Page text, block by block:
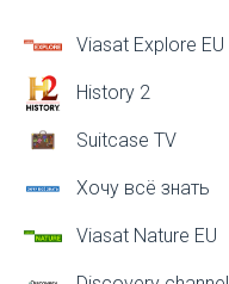
Viasat Explore EU
History 2
Suitcase TV
Хочу всё знать
Viasat Nature EU